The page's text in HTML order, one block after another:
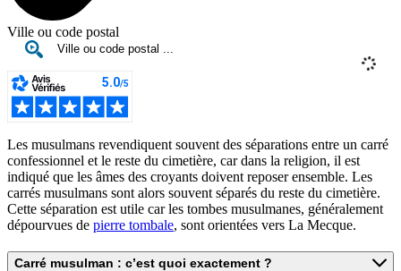
Ville ou code postal
Les musulmans revendiquent souvent des séparations entre un carré
confessionnel et le reste du cimetière, car dans la religion, il est
indiqué que les âmes des croyants doivent reposer ensemble. Les
carrés musulmans sont alors souvent séparés du reste du cimetière.
Cette séparation est utile car les tombes musulmanes, généralement
dépourvues de pierre tombale, sont orientées vers La Mecque.
Carré musulman : c’est quoi exactement ?